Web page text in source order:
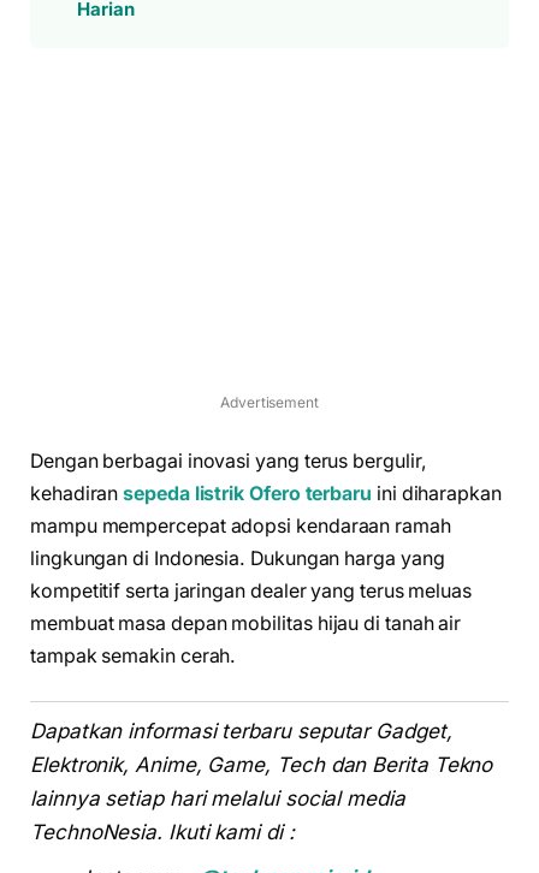
Harian
Advertisement
Dengan berbagai inovasi yang terus bergulir,
kehadiransepeda listrik Ofero terbaru ini diharapkan
mampu mempercepat adopsi kendaraan ramah
lingkungan di Indonesia. Dukungan harga yang
kompetitif serta jaringan dealer yang terus meluas
membuat masa depan mobilitas hijau di tanah air
tampak semakin cerah.
Dapatkan informasi terbaru seputar Gadget,
Elektronik, Anime, Game, Tech dan Berita Tekno
lainnya setiap hari melalui social media
TechnoNesia. Ikuti kami di :